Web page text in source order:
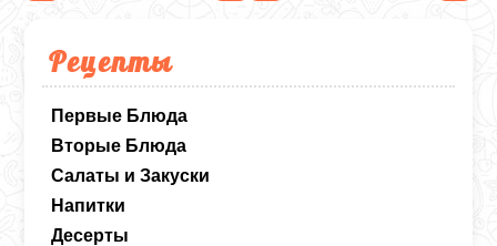
Рецепты
Первые Блюда
Вторые Блюда
Салаты и Закуски
Напитки
Десерты